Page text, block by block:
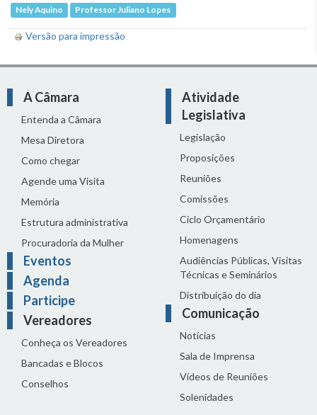
Nely Aquino
Professor Juliano Lopes
Versão para impressão
A Câmara
Entenda a Câmara
Mesa Diretora
Como chegar
Agende uma Visita
Memória
Estrutura administrativa
Procuradoria da Mulher
Eventos
Agenda
Participe
Vereadores
Conheça os Vereadores
Bancadas e Blocos
Conselhos
Atividade
Legislativa
Legislação
Proposições
Reuniões
Comissões
Ciclo Orçamentário
Homenagens
Audiências Públicas, Visitas
Técnicas e Seminários
Distribuição do dia
Comunicação
Notícias
Sala de Imprensa
Vídeos de Reuniões
Solenidades